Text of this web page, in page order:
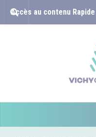
Accès au contenu Rapide